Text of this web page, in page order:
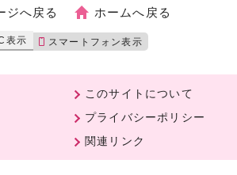
ジへ戻る ホームへ戻る
表示 スマートフォン表示
このサイトについて
プライバシーポリシー
関連リンク